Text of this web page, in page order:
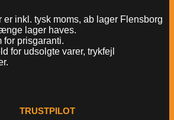
inkl. tysk moms, ab lager Flensborg
lager haves.
for prisgaranti.
for udsolgte varer, trykfejl
TRUSTPILOT